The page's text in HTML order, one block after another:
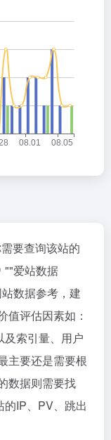
要查询该站的
""爱站数据
数据参考，建
值评估因素如：
及索引量、用户
主要还是需要根
数据则需要找
IP、PV、跳出